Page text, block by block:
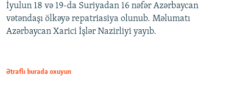
İyulun 18 və 19-da Suriyadan 16 nəfər Azərbaycan
vətəndaşı ölkəyə repatriasiya olunub. Məlumatı
Azərbaycan Xarici İşlər Nazirliyi yayıb.
Ətraflı burada oxuyun